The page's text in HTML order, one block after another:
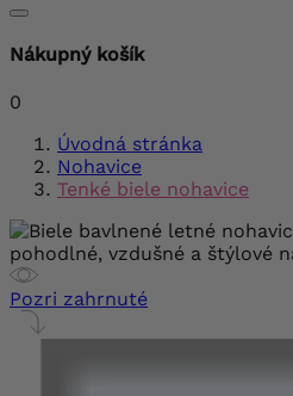
Nákupný košík
0
Úvodná stránka
Nohavice
Tenké biele nohavice
Pozri zahrnuté